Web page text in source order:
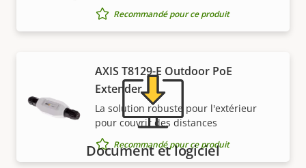
Recommandé pour ce produit
AXIS T8129-E Outdoor PoE
Extender
La solution robuste pour l'extérieur
pour couvrir des distances
Recommandé pour ce produit
logiciel ou de l'aide d'un expert ?
Document et logiciel